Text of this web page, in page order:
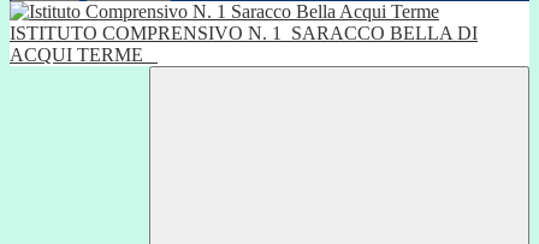
ISTITUTO COMPRENSIVO N. 1
SARACCO BELLA DI
ACQUI TERME